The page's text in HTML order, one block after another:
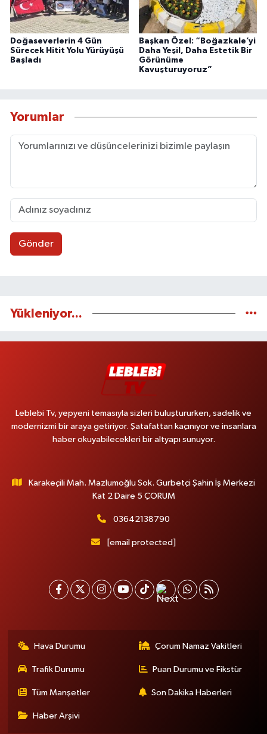
Doğaseverlerin 4 Gün
Sürecek Hitit Yolu Yürüyüşü
Başladı
Başkan Özel: “Boğazkale’yi
Daha Yeşil, Daha Estetik Bir
Görünüme
Kavuşturuyoruz”
Yorumlar
Gönder
Yükleniyor...
Leblebi Tv, yepyeni temasıyla sizleri buluştururken, sadelik ve
modernizmi bir araya getiriyor. Şatafattan kaçınıyor ve insanlara
haber okuyabilecekleri bir altyapı sunuyor.
Karakeçili Mah. Mazlumoğlu Sok. Gurbetçi Şahin İş Merkezi
Kat 2 Daire 5 ÇORUM
03642138790
[email protected]
Hava Durumu Çorum Namaz Vakitleri
Trafik Durumu Puan Durumu ve Fikstür
Tüm Manşetler Son Dakika Haberleri
Haber Arşivi